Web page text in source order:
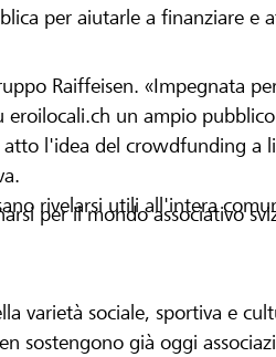
per aiutarle a finanziare e
Raiffeisen. «Impegnata
eroilocali.ch un ampio
l'idea del crowdfunding a
rivelarsi utili all'intera
per il mondo associativo
varietà sociale, sportiva e
sostengono già oggi